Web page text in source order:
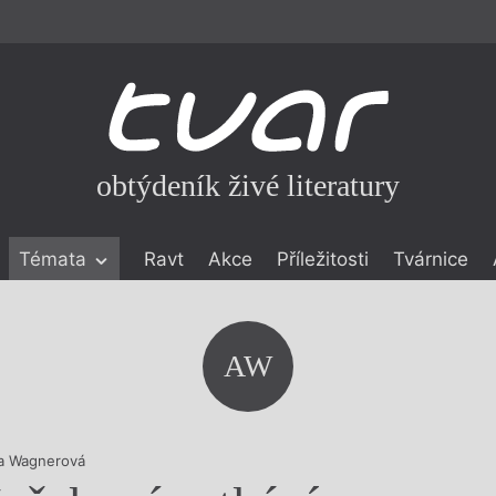
obtýdeník živé literatury
Témata Ravt Akce Příležitosti Tvárnice
AW
Wagnerová